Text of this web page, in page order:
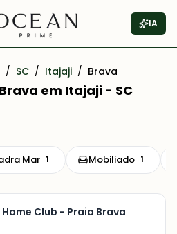
IA
/ SC / Itajaji / Brava
em Itajaji - SC
Mar 1 Mobiliado 1
Quadra Mar
Club - Praia Brava